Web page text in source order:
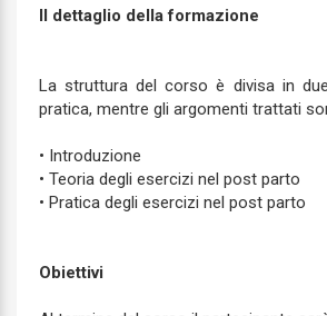
Il dettaglio della formazione
La struttura del corso è divisa in
pratica, mentre gli argomenti trattati
• Introduzione
• Teoria degli esercizi nel post parto
• Pratica degli esercizi nel post parto
Obiettivi